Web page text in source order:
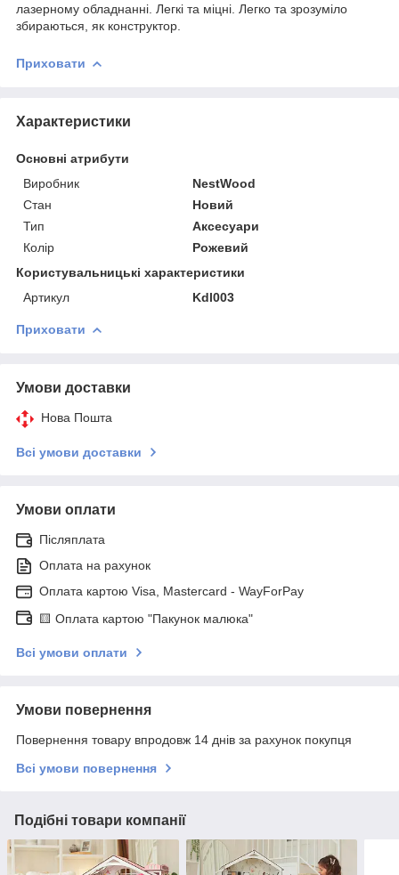
лазерному обладнанні. Легкі та міцні. Легко та зрозуміло
збираються, як конструктор.
Приховати
Характеристики
Основні атрибути
Виробник
NestWood
Стан
Новий
Тип
Аксесуари
Колір
Рожевий
Користувальницькі характеристики
Артикул
Kdl003
Приховати
Умови доставки
Нова Пошта
Всі умови доставки
Умови оплати
Післяплата
Оплата на рахунок
Оплата картою Visa, Mastercard - WayForPay
🟨 Оплата картою "Пакунок малюка"
Всі умови оплати
Умови повернення
Повернення товару впродовж 14 днів за рахунок покупця
Всі умови повернення
Подібні товари компанії